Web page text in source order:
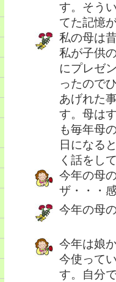
す。そう
てた記憶
私の母は
私が子供
にプレゼ
ったので
あげれた
す。母は
も毎年母
日になる
く話をし
今年の母
ザ・・・
今年の母
今年は娘
今使って
す。自分